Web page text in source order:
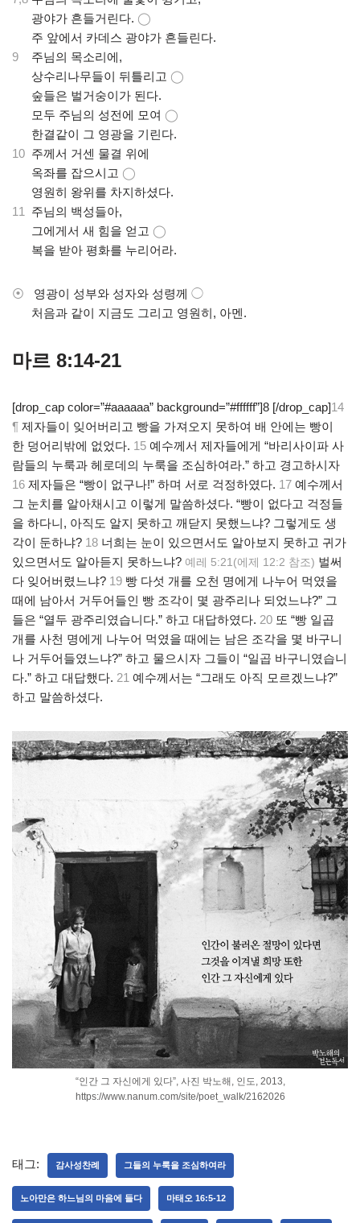
광야가 흔들거린다. ◯
주 앞에서 카데스 광야가 흔들린다.
9 주님의 목소리에,
상수리나무들이 뒤틀리고 ◯
숲들은 벌거숭이가 된다.
모두 주님의 성전에 모여 ◯
한결같이 그 영광을 기린다.
10 주께서 거센 물결 위에
옥좌를 잡으시고 ◯
영원히 왕위를 차지하셨다.
11
주님의 백성들아,
그에게서 새 힘을 얻고 ◯
복을 받아 평화를 누리어라.
⦿ 영광이 성부와 성자와 성령께 ◯
처음과 같이 지금도 그리고 영원히, 아멘.
마르 8:14-21
[drop_cap color=”#aaaaaa” background=”#ffffff”]8 [/drop_cap]14
¶ 제자들이 잊어버리고 빵을 가져오지 못하여 배 안에는 빵이
한 덩어리밖에 없었다. 15 예수께서 제자들에게 “바리사이파 사
람들의 누룩과 헤로데의 누룩을 조심하여라.” 하고 경고하시자
16 제자들은 “빵이 없구나!” 하며 서로 걱정하였다. 17 예수께서
그 눈치를 알아채시고 이렇게 말씀하셨다. “빵이 없다고 걱정들
을 하다니, 아직도 알지 못하고 깨닫지 못했느냐? 그렇게도 생
각이 둔하냐? 18 너희는 눈이 있으면서도 알아보지 못하고 귀가
있으면서도 알아듣지 못하느냐? 예레 5:21(에제 12:2 참조) 벌써
다 잊어버렸느냐? 19 빵 다섯 개를 오천 명에게 나누어 먹였을
때에 남아서 거두어들인 빵 조각이 몇 광주리나 되었느냐?” 그
들은 “열두 광주리였습니다.” 하고 대답하였다. 20 또 “빵 일곱
개를 사천 명에게 나누어 먹였을 때에는 남은 조각을 몇 바구니
나 거두어들였느냐?” 하고 물으시자 그들이 “일곱 바구니였습니
다.” 하고 대답했다. 21 예수께서는 “그래도 아직 모르겠느냐?”
하고 말씀하셨다.
“인간 그 자신에게 있다”, 사진 박노해, 인도, 2013,
https://www.nanum.com/site/poet_walk/2162026
태그: 감사성찬례 그들의 누룩을 조심하여라
노아만은 하느님의 마음에 들다 마태오 16:5-12